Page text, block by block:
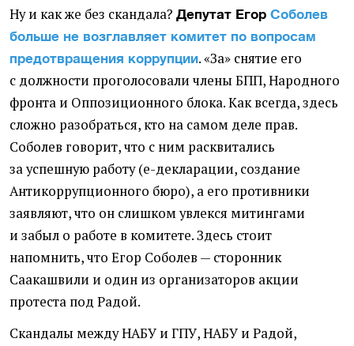
Ну и как же без скандала? Депутат Егор Соболев
больше не возглавляет комитет по вопросам
предотвращения коррупции. «За» снятие его
с должности проголосовали члены БПП, Народного
фронта и Оппозиционного блока. Как всегда, здесь
сложно разобраться, кто на самом деле прав.
Соболев говорит, что с ним расквитались
за успешную работу (е-декларации, создание
Антикоррупционного бюро), а его противники
заявляют, что он слишком увлекся митингами
и забыл о работе в комитете. Здесь стоит
напомнить, что Егор Соболев — сторонник
Саакашвили и один из организаторов акции
протеста под Радой.
Скандалы между НАБУ и ГПУ, НАБУ и Радой,